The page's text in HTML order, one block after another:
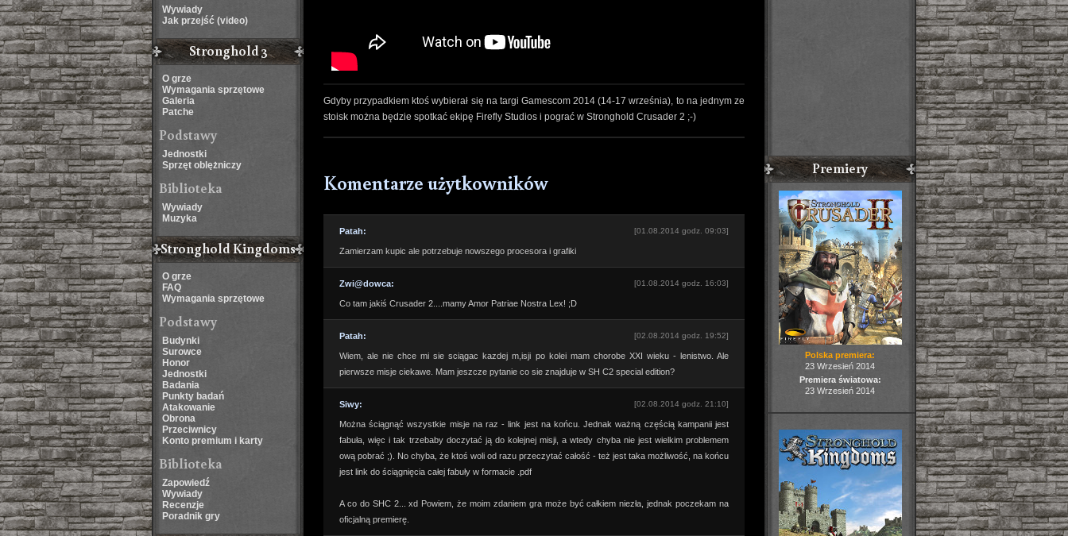
Wywiady
Jak przejść (video)
Stronghold 3
O grze
Wymagania sprzętowe
Galeria
Patche
Podstawy
Jednostki
Sprzęt oblężniczy
Biblioteka
Wywiady
Muzyka
Stronghold Kingdoms
O grze
FAQ
Wymagania sprzętowe
Podstawy
Budynki
Surowce
Honor
Jednostki
Badania
Punkty badań
Atakowanie
Obrona
Przeciwnicy
Konto premium i karty
Biblioteka
Zapowiedź
Wywiady
Recenzje
Poradnik gry
Gdyby przypadkiem ktoś wybierał się na targi Gamescom 2014 (14-17 września), to na jednym ze
stoisk można będzie spotkać ekipę Firefly Studios i pograć w Stronghold Crusader 2 ;-)
Komentarze użytkowników
Patah: [01.08.2014 godz. 09:03]
Zamierzam kupic ale potrzebuje nowszego procesora i grafiki
Zwi@dowca: [01.08.2014 godz. 16:03]
Co tam jakiś Crusader 2....mamy Amor Patriae Nostra Lex! ;D
Patah: [02.08.2014 godz. 19:52]
Wiem, ale nie chce mi sie sciągac kazdej m,isji po kolei mam chorobe XXI wieku - lenistwo. Ale
pierwsze misje ciekawe. Mam jeszcze pytanie co sie znajduje w SH C2 special edition?
Siwy: [02.08.2014 godz. 21:10]
Można ściągnąć wszystkie misje na raz - link jest na końcu. Jednak ważną częścią kampanii jest
fabuła, więc i tak trzebaby doczytać ją do kolejnej misji, a wtedy chyba nie jest wielkim problemem
ową pobrać ;). No chyba, że ktoś woli od razu przeczytać całość - też jest taka możliwość, na końcu
jest link do ściągnięcia całej fabuły w formacie .pdf
A co do SHC 2... xd Powiem, że moim zdaniem gra może być całkiem niezła, jednak poczekam na
oficjalną premierę.
Premiery
Polska premiera:
23 Wrzesień 2014
Premiera światowa:
23 Wrzesień 2014